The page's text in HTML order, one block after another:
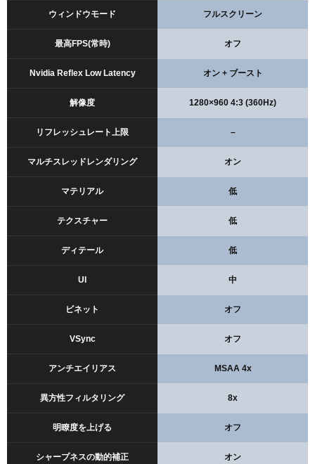
ウィンドウモード フルスクリーン
最高FPS(常時) オフ
Nvidia Reflex Low Latency オン + ブースト
解像度 1280×960 4:3 (360Hz)
リフレッシュレート上限 –
マルチスレッドレンダリング オン
マテリアル 低
テクスチャー 低
ディテール 低
UI 中
ビネット オフ
VSync オフ
アンチエイリアス MSAA 4x
異方性フィルタリング 8x
明瞭度を上げる オフ
シャープネスの動的補正 オン